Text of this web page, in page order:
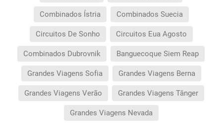
Combinados Ístria Combinados Suecia
Circuitos De Sonho Circuitos Eua Agosto
Combinados Dubrovnik Banguecoque Siem Reap
Grandes Viagens Sofia Grandes Viagens Berna
Grandes Viagens Verão Grandes Viagens Tânger
Grandes Viagens Nevada